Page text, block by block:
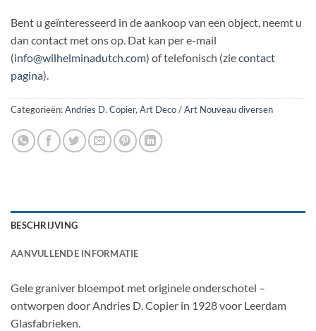
Bent u geïnteresseerd in de aankoop van een object, neemt u
dan contact met ons op. Dat kan per e-mail
(info@wilhelminadutch.com) of telefonisch (ziecontact
pagina).
Categorieën:Andries D. Copier,Art Deco / Art Nouveau diversen
BESCHRIJVING
AANVULLENDE INFORMATIE
Gele graniver bloempot met originele onderschotel –
ontworpen door Andries D. Copier in 1928 voor Leerdam
Glasfabrieken.